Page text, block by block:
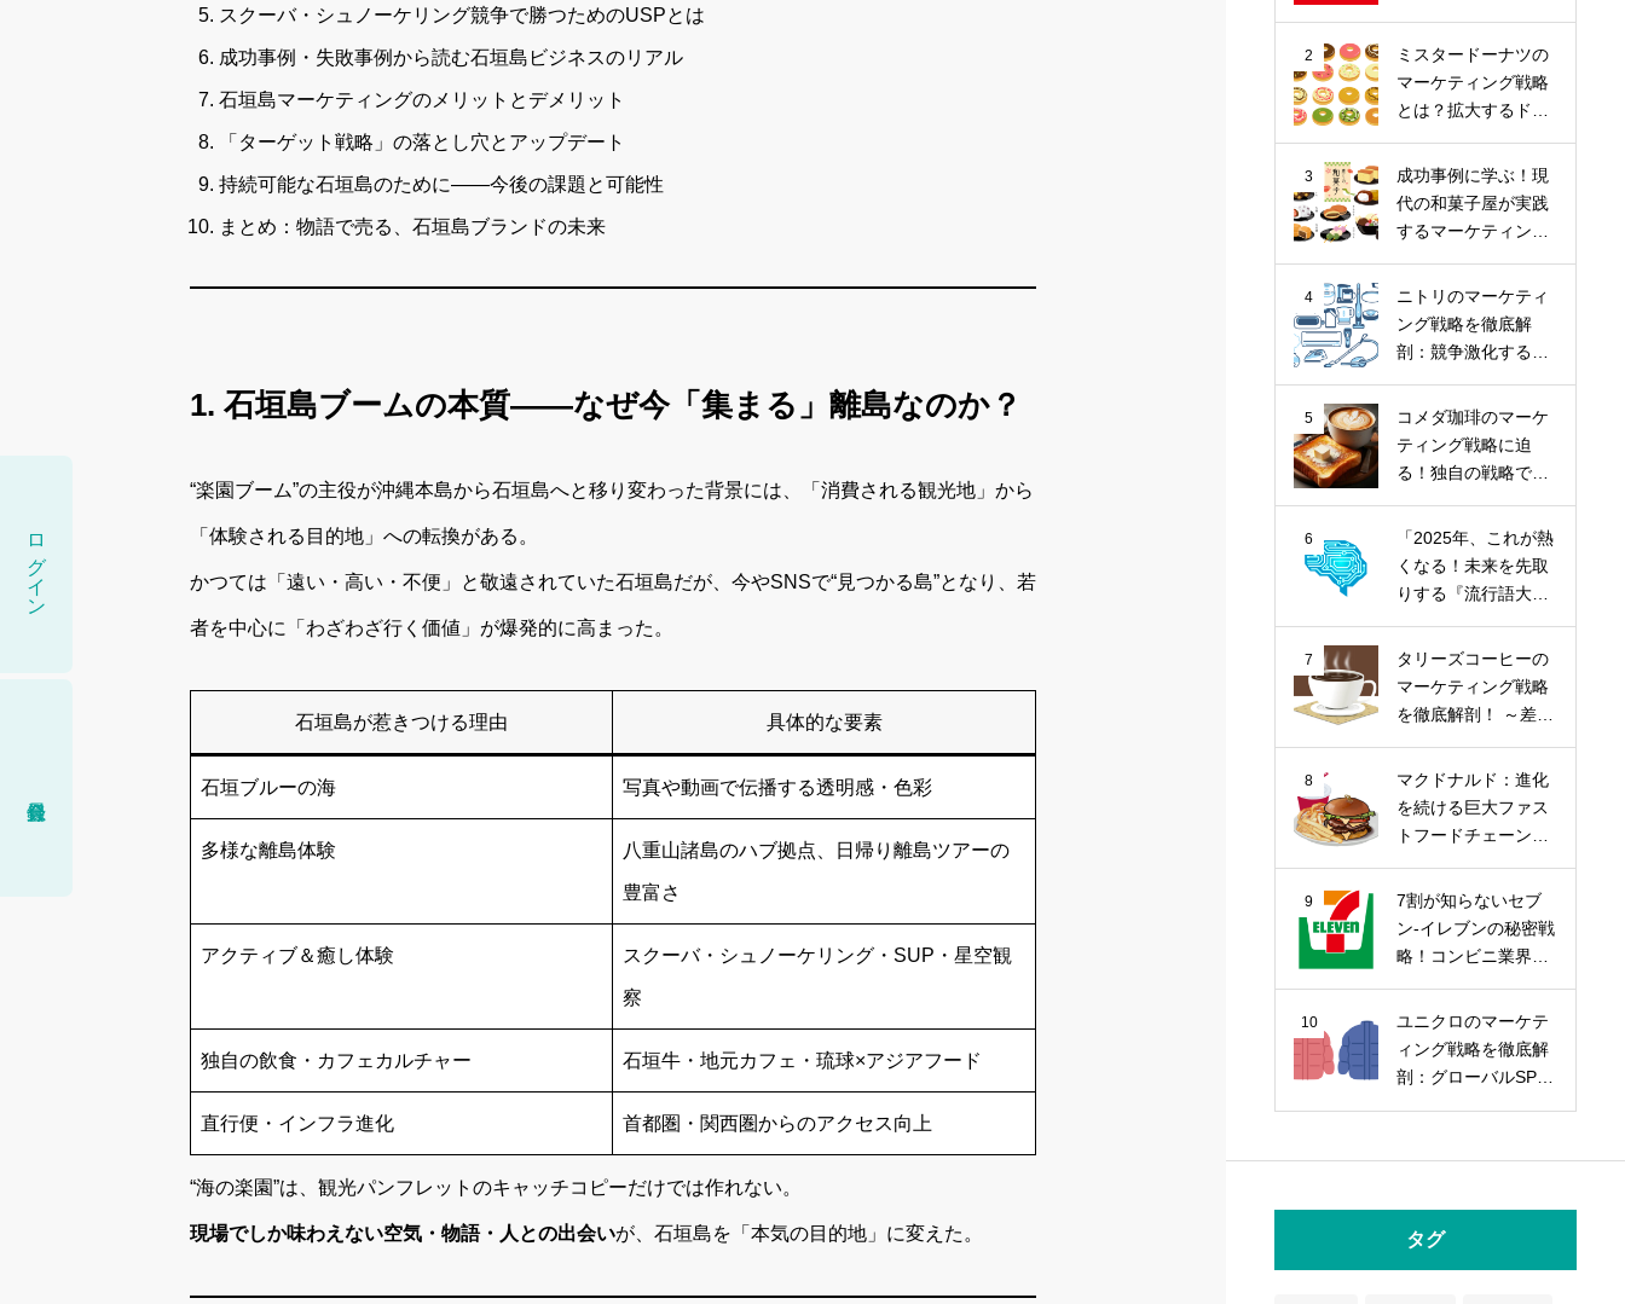
戦略とは？
2
ミスタードーナツの
マーケティング戦略
とは？拡大するドー
む！
3
成功事例に学ぶ！現
代の和菓子屋が実践
するマーケティング
4
ニトリのマーケティ
ング戦略を徹底解
剖：競争激化する家
「お、ねだん以
上。」の価値提供
5
コメダ珈琲のマーケ
ティング戦略に迫
る！独自の戦略で喫
6
「2025年、これが熱
くなる！未来を先取
りする『流行語大賞
心トレンド」
7
タリーズコーヒーの
マーケティング戦略
を徹底解剖！ ～差別
題まで～
8
マクドナルド：進化
を続ける巨大ファス
トフードチェーンの
9
7割が知らないセブ
ン-イレブンの秘密戦
略！コンビニ業界の
10
ユニクロのマーケテ
ィング戦略を徹底解
剖：グローバルSPA
タグ
スクーバ・シュノーケリング競争で勝つためのUSPとは
成功事例・失敗事例から読む石垣島ビジネスのリアル
石垣島マーケティングのメリットとデメリット
「ターゲット戦略」の落とし穴とアップデート
持続可能な石垣島のために――今後の課題と可能性
まとめ：物語で売る、石垣島ブランドの未来
1. 石垣島ブームの本質――なぜ今「集まる」離島なのか？
“楽園ブーム”の主役が沖縄本島から石垣島へと移り変わった背景には、「消費される観光地」から
「体験される目的地」への転換がある。
かつては「遠い・高い・不便」と敬遠されていた石垣島だが、今やSNSで“見つかる島”となり、若
者を中心に「わざわざ行く価値」が爆発的に高まった。
石垣島が惹きつける理由 具体的な要素
石垣ブルーの海 写真や動画で伝播する透明感・色彩
多様な離島体験 八重山諸島のハブ拠点、日帰り離島ツアーの
豊富さ
アクティブ＆癒し体験 スクーバ・シュノーケリング・SUP・星空観
察
独自の飲食・カフェカルチャー 石垣牛・地元カフェ・琉球×アジアフード
直行便・インフラ進化 首都圏・関西圏からのアクセス向上
“海の楽園”は、観光パンフレットのキャッチコピーだけでは作れない。
現場でしか味わえない空気・物語・人との出会いが、石垣島を「本気の目的地」に変えた。
ログイン